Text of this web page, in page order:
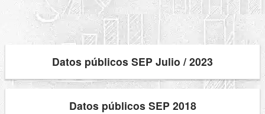
Datos públicos SEP Julio / 2023
Datos públicos SEP 2018